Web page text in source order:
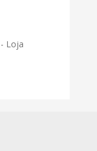
Loja